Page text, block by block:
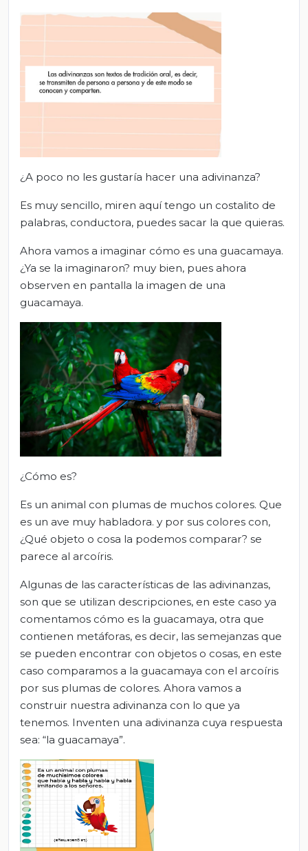
¿A poco no les gustaría hacer una adivinanza?
Es muy sencillo, miren aquí tengo un costalito de
palabras, conductora, puedes sacar la que quieras.
Ahora vamos a imaginar cómo es una guacamaya.
¿Ya se la imaginaron? muy bien, pues ahora
observen en pantalla la imagen de una
guacamaya.
¿Cómo es?
Es un animal con plumas de muchos colores. Que
es un ave muy habladora. y por sus colores con,
¿Qué objeto o cosa la podemos comparar? se
parece al arcoíris.
Algunas de las características de las adivinanzas,
son que se utilizan descripciones, en este caso ya
comentamos cómo es la guacamaya, otra que
contienen metáforas, es decir, las semejanzas que
se pueden encontrar con objetos o cosas, en este
caso comparamos a la guacamaya con el arcoíris
por sus plumas de colores. Ahora vamos a
construir nuestra adivinanza con lo que ya
tenemos. Inventen una adivinanza cuya respuesta
sea: “la guacamaya”.